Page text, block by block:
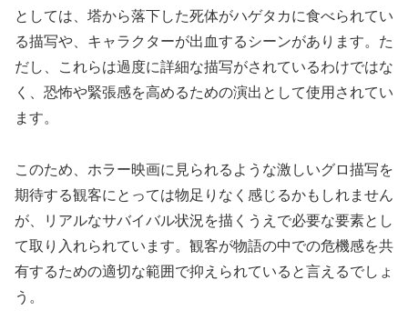
としては、塔から落下した死体がハゲタカに食べられてい
る描写や、キャラクターが出血するシーンがあります。た
だし、これらは過度に詳細な描写がされているわけではな
く、恐怖や緊張感を高めるための演出として使用されてい
ます。
このため、ホラー映画に見られるような激しいグロ描写を
期待する観客にとっては物足りなく感じるかもしれません
が、リアルなサバイバル状況を描くうえで必要な要素とし
て取り入れられています。観客が物語の中での危機感を共
有するための適切な範囲で抑えられていると言えるでしょ
う。